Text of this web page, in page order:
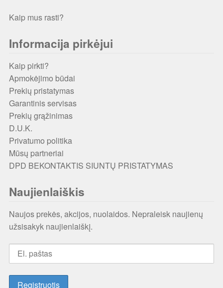
Kaip mus rasti?
Informacija pirkėjui
Kaip pirkti?
Apmokėjimo būdai
Prekių pristatymas
Garantinis servisas
Prekių grąžinimas
D.U.K.
Privatumo politika
Mūsų partneriai
DPD BEKONTAKTIS SIUNTŲ PRISTATYMAS
Naujienlaiškis
Naujos prekės, akcijos, nuolaidos. Nepraleisk naujienų
užsisakyk naujienlaiškį.